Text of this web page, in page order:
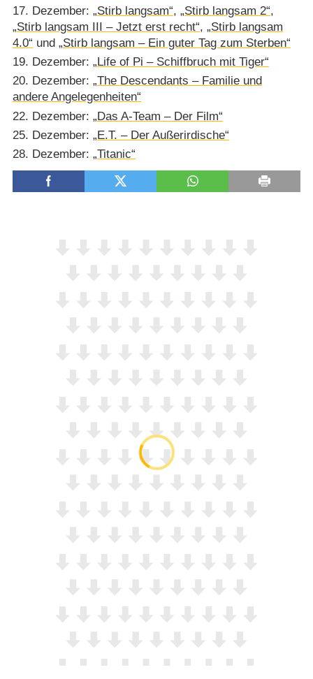
17. Dezember: „Stirb langsam“, „Stirb langsam 2“,
„Stirb langsam III – Jetzt erst recht“, „Stirb langsam
4.0“ und „Stirb langsam – Ein guter Tag zum Sterben“
19. Dezember: „Life of Pi – Schiffbruch mit Tiger“
20. Dezember: „The Descendants – Familie und
andere Angelegenheiten“
22. Dezember: „Das A-Team – Der Film“
25. Dezember: „E.T. – Der Außerirdische“
28. Dezember: „Titanic“